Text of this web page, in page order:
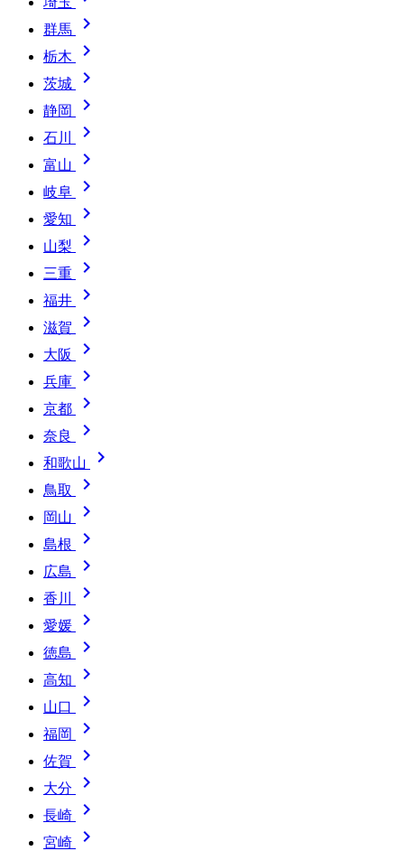
群馬 
栃木 
茨城 
静岡 
石川 
富山 
岐阜 
愛知 
山梨 
三重 
福井 
滋賀 
大阪 
兵庫 
京都 
奈良 
和歌山 
鳥取 
岡山 
島根 
広島 
香川 
愛媛 
徳島 
高知 
山口 
福岡 
佐賀 
大分 
長崎 
宮崎 